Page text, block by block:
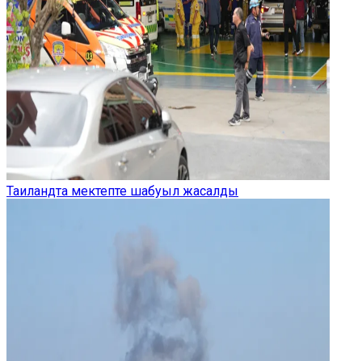
Таиландта мектепте шабуыл жасалды